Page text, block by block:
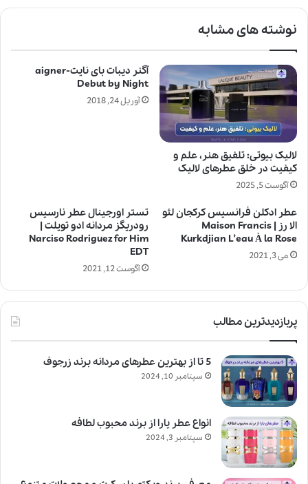
نوشته های مشابه
لالیک بیوتی: تلفیق هنر، علم و
کیفیت در خلق عطرهای لالیک
آگوست 5, 2025
آگنر دیبات بای نایت-aigner
Debut by Night
آوریل 24, 2018
عطر ادکلن فرانسیس کرکجان لئو
الا رز | Maison Francis
Kurkdjian L’eau À la Rose
می 3, 2021
تستر اورجینال عطر نارسیس
رودریگز مردانه ادو تویلت |
Narciso Rodriguez for Him
EDT
آگوست 12, 2021
پربازدیدترین مطالب
5 تا از بهترین عطرهای مردانه برند زرجوف
سپتامبر 10, 2024
انواع عطر یارا از برند محبوب لطافه
سپتامبر 3, 2024